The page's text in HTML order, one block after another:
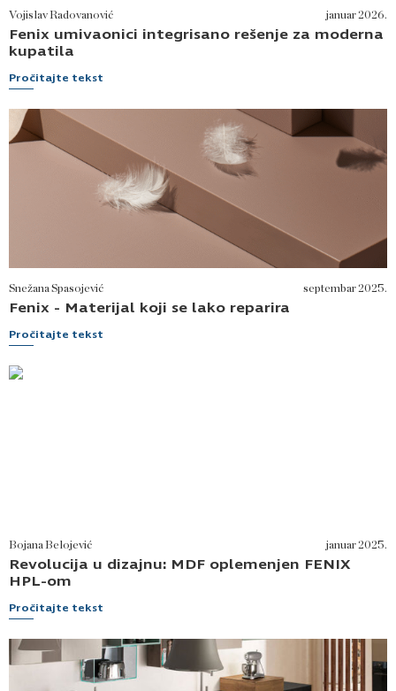
Vojislav Radovanović januar 2026.
Fenix umivaonici integrisano rešenje za moderna
kupatila
Pročitajte tekst
Snežana Spasojević septembar 2025.
Fenix - Materijal koji se lako reparira
Pročitajte tekst
Bojana Belojević januar 2025.
Revolucija u dizajnu: MDF oplemenjen FENIX
HPL-om
Pročitajte tekst